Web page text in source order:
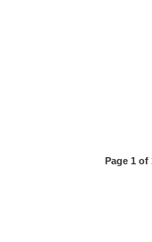
Page 1 of